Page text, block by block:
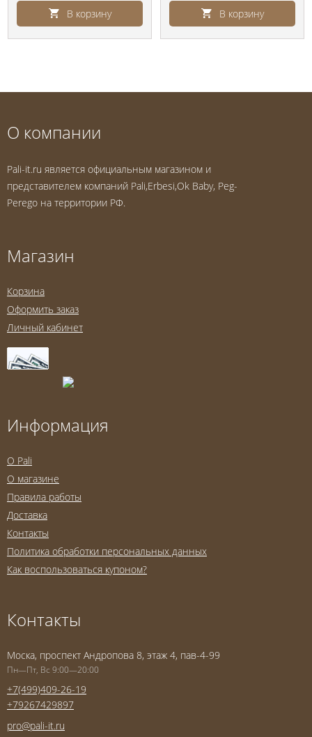
В корзину В корзину
О компании
Pali-it.ru является официальным магазином и
представителем компаний Pali,Erbesi,Ok Baby, Peg-
Perego на территории РФ.
Магазин
Корзина
Оформить заказ
Личный кабинет
Информация
O Pali
О магазине
Правила работы
Доставка
Контакты
Политика обработки персональных данных
Как воспользоваться купоном?
Контакты
Моска, проспект Андропова 8, этаж 4, пав-4-99
Пн—Пт, Вс 9:00—20:00
+7(499)409-26-19
+79267429897
pro@pali-it.ru